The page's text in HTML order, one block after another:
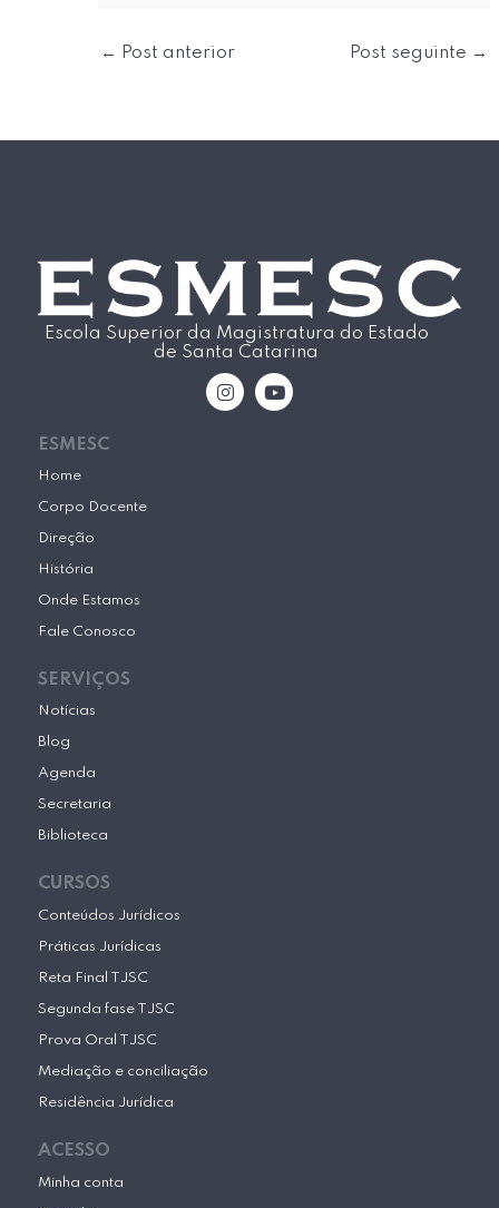
← Post anterior Post seguinte →
Escola Superior da Magistratura do Estado
de Santa Catarina
I
n
Y
o
ESMESC
Home
Corpo Docente
Direção
História
Onde Estamos
Fale Conosco
SERVIÇOS
Notícias
Blog
Agenda
Secretaria
Biblioteca
CURSOS
Conteúdos Jurídicos
Práticas Jurídicas
Reta Final TJSC
Segunda fase TJSC
Prova Oral TJSC
Mediação e conciliação
Residência Jurídica
ACESSO
Minha conta